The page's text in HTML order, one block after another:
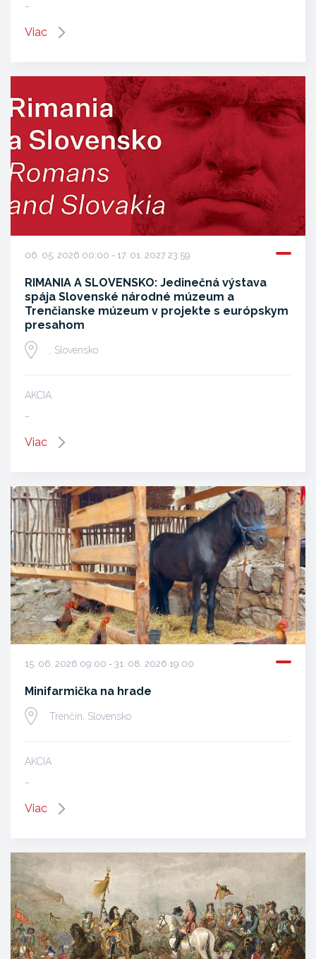
Viac
06. 05. 2026 00:00 - 17. 01. 2027 23:59
RIMANIA A SLOVENSKO: Jedinečná výstava
spája Slovenské národné múzeum a
Trenčianske múzeum v projekte s európskym
presahom
, Slovensko
AKCIA
Viac
15. 06. 2026 09:00 - 31. 08. 2026 19:00
Minifarmička na hrade
Trenčín, Slovensko
AKCIA
Viac